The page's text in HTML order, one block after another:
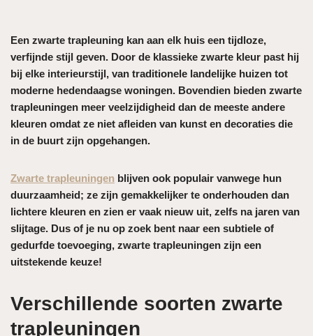
Een zwarte trapleuning kan aan elk huis een tijdloze,
verfijnde stijl geven. Door de klassieke zwarte kleur past hij
bij elke interieurstijl, van traditionele landelijke huizen tot
moderne hedendaagse woningen. Bovendien bieden zwarte
trapleuningen meer veelzijdigheid dan de meeste andere
kleuren omdat ze niet afleiden van kunst en decoraties die
in de buurt zijn opgehangen.
Zwarte trapleuningen blijven ook populair vanwege hun
duurzaamheid; ze zijn gemakkelijker te onderhouden dan
lichtere kleuren en zien er vaak nieuw uit, zelfs na jaren van
slijtage. Dus of je nu op zoek bent naar een subtiele of
gedurfde toevoeging, zwarte trapleuningen zijn een
uitstekende keuze!
Verschillende soorten zwarte
trapleuningen